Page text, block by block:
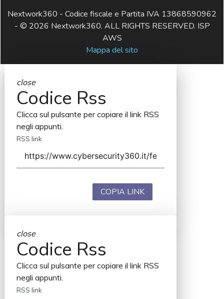
Nextwork360 - Codice fiscale e Partita IVA 13868590962
- © 2026 Nextwork360. ALL RIGHTS RESERVED. ISP
AWS
Mappa del sito
close
Codice Rss
Clicca sul pulsante per copiare il link RSS
negli appunti.
RSS link
COPIA LINK
close
Codice Rss
Clicca sul pulsante per copiare il link RSS
negli appunti.
RSS link